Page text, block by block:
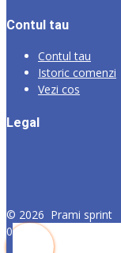
Contul tau
Contul tau
Istoric comenzi
Vezi cos
Legal
© 2026 Prami sprint
0